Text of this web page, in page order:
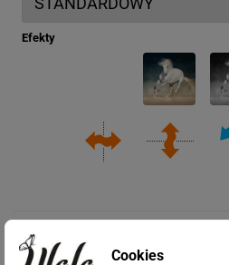
Efekty
Cookies